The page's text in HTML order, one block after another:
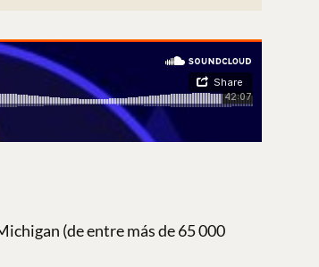
(de entre más de 65 000